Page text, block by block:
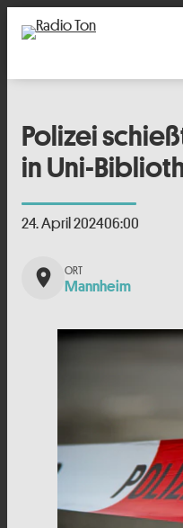
Polizei
in Uni-
24. April 202406:00
place Mannheim